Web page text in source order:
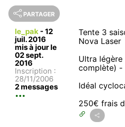
PARTAGER
le_pak - 12
juil. 2016
mis à jour le
02 sept.
2016
Inscription :
28/11/2006
2 messages
Tente 3
Nova Laser
Ultra légère
complète) -
Idéal
250€ frais